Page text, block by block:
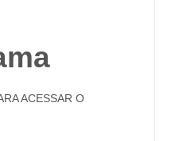
ACESSAR O